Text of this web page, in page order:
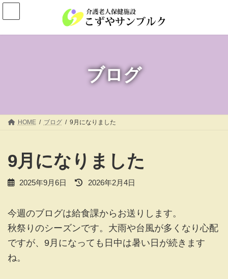
コ
ン
プ
ナ
ビ
動
ブログ
HOME ブログ 9月になりました
9月になりました
2025年9月6日
最
新
日
時
2026年2月4日
今週のブログは給食課からお送りします。
秋祭りのシーズンです。大雨や台風が多くなり心配
ですが、9月になっても日中は暑い日が続きます
ね。